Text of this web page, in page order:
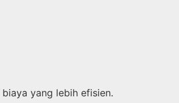
yang lebih efisien.